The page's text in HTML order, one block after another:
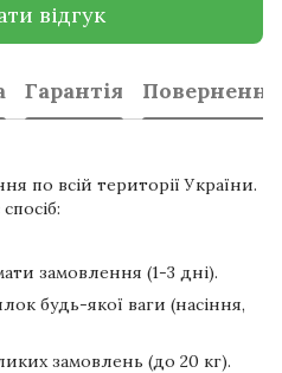
відгук
Гарантія Повернення
по всій території України.
замовлення (1-3 дні).
будь-якої ваги (насіння,
замовлень (до 20 кг).